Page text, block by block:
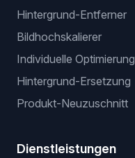
Hintergrund-Entferner
Bildhochskalierer
Individuelle Optimierung
Hintergrund-Ersetzung
Produkt-Neuzuschnitt
Dienstleistungen